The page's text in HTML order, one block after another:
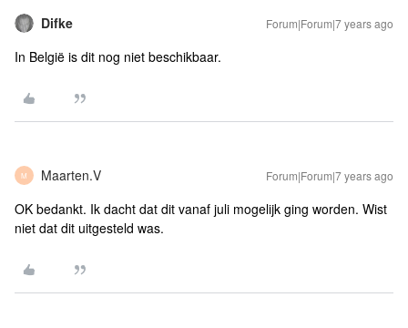
Difke Forum|Forum|7 years ago
In België is dit nog niet beschikbaar.
M Maarten.V Forum|Forum|7 years ago
OK bedankt. Ik dacht dat dit vanaf juli mogelijk ging worden. Wist
niet dat dit uitgesteld was.